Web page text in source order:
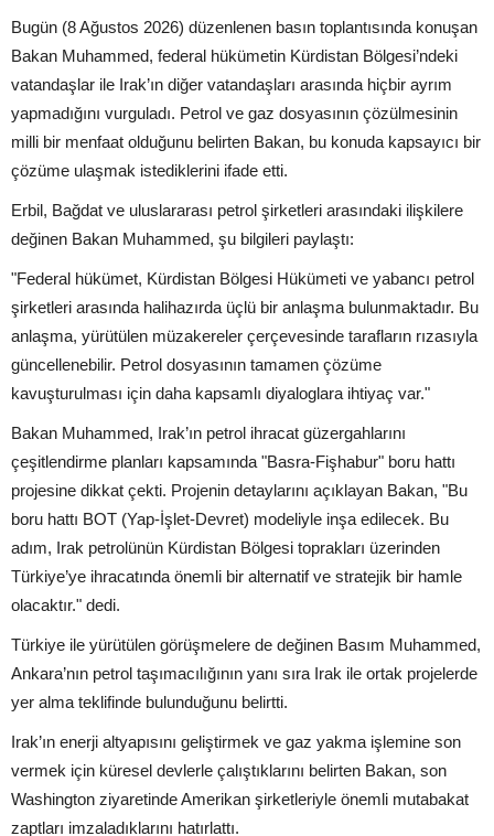
Bugün (8 Ağustos 2026) düzenlenen basın toplantısında konuşan
Bakan Muhammed, federal hükümetin Kürdistan Bölgesi’ndeki
vatandaşlar ile Irak’ın diğer vatandaşları arasında hiçbir ayrım
yapmadığını vurguladı. Petrol ve gaz dosyasının çözülmesinin
milli bir menfaat olduğunu belirten Bakan, bu konuda kapsayıcı bir
çözüme ulaşmak istediklerini ifade etti.
Erbil, Bağdat ve uluslararası petrol şirketleri arasındaki ilişkilere
değinen Bakan Muhammed, şu bilgileri paylaştı:
"Federal hükümet, Kürdistan Bölgesi Hükümeti ve yabancı petrol
şirketleri arasında halihazırda üçlü bir anlaşma bulunmaktadır. Bu
anlaşma, yürütülen müzakereler çerçevesinde tarafların rızasıyla
güncellenebilir. Petrol dosyasının tamamen çözüme
kavuşturulması için daha kapsamlı diyaloglara ihtiyaç var."
Bakan Muhammed, Irak’ın petrol ihracat güzergahlarını
çeşitlendirme planları kapsamında "Basra-Fişhabur" boru hattı
projesine dikkat çekti. Projenin detaylarını açıklayan Bakan, "Bu
boru hattı BOT (Yap-İşlet-Devret) modeliyle inşa edilecek. Bu
adım, Irak petrolünün Kürdistan Bölgesi toprakları üzerinden
Türkiye’ye ihracatında önemli bir alternatif ve stratejik bir hamle
olacaktır." dedi.
Türkiye ile yürütülen görüşmelere de değinen Basım Muhammed,
Ankara’nın petrol taşımacılığının yanı sıra Irak ile ortak projelerde
yer alma teklifinde bulunduğunu belirtti.
Irak’ın enerji altyapısını geliştirmek ve gaz yakma işlemine son
vermek için küresel devlerle çalıştıklarını belirten Bakan, son
Washington ziyaretinde Amerikan şirketleriyle önemli mutabakat
zaptları imzaladıklarını hatırlattı.